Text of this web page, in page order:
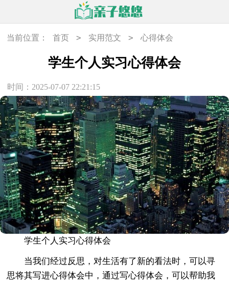
当前位置： 首页 > 实用范文 > 心得体会
学生个人实习心得体会
时间：2025-07-07 22:21:15
学生个人实习心得体会
当我们经过反思，对生活有了新的看法时，可以寻
思将其写进心得体会中，通过写心得体会，可以帮助我